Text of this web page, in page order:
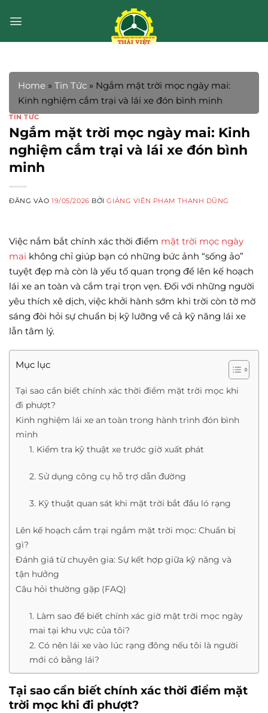
qua
Home » Tin Tức » Ngắm mặt trời mọc ngày mai:
Kinh nghiệm cắm trại và lái xe đón bình minh
TIN TỨC
Ngắm mặt trời mọc ngày mai: Kinh
nghiệm cắm trại và lái xe đón bình
minh
ĐĂNG VÀO19/05/2026 BỞIGIẢNG VIÊN PHẠM THANH DŨNG
Việc nắm bắt chính xác thời điểm mặt trời mọc ngày
mai không chỉ giúp bạn có những bức ảnh “sống ảo”
tuyệt đẹp mà còn là yếu tố quan trọng để lên kế hoạch
lái xe an toàn và cắm trại trọn vẹn. Đối với những người
yêu thích xê dịch, việc khởi hành sớm khi trời còn tờ mờ
sáng đòi hỏi sự chuẩn bị kỹ lưỡng về cả kỹ năng lái xe
lẫn tâm lý.
Mục lục
Tại sao cần biết chính xác thời điểm mặt trời mọc khi
đi phượt?
Kinh nghiệm lái xe an toàn trong hành trình đón bình
minh
1. Kiểm tra kỹ thuật xe trước giờ xuất phát
2. Sử dụng công cụ hỗ trợ dẫn đường
3. Kỹ thuật quan sát khi mặt trời bắt đầu ló rạng
Lên kế hoạch cắm trại ngắm mặt trời mọc: Chuẩn bị
gì?
Đánh giá từ chuyên gia: Sự kết hợp giữa kỹ năng và
tận hưởng
Câu hỏi thường gặp (FAQ)
1. Làm sao để biết chính xác giờ mặt trời mọc ngày
mai tại khu vực của tôi?
2. Có nên lái xe vào lúc rạng đông nếu tôi là người
mới có bằng lái?
Tại sao cần biết chính xác thời điểm mặt
trời mọc khi đi phượt?